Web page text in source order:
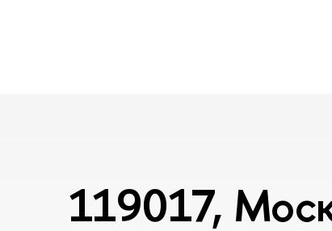
119017,